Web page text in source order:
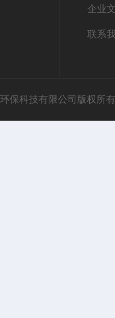
企业
联系
环保科技有限公司版权